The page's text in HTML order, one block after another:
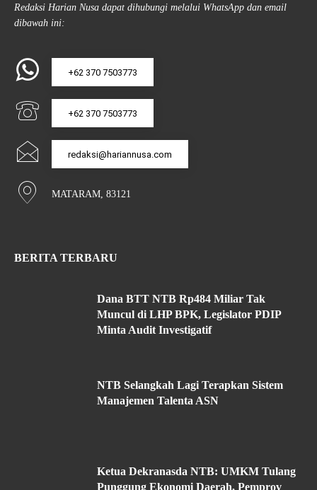
Redaksi Harian Nusa dapat dihubungi melalui WhatsApp dan email
dibawah ini:
+62 370 7503773
+62 370 7503773
redaksi@hariannusa.com
MATARAM, 83121
BERITA TERBARU
Dana BTT NTB Rp484 Miliar Tak
Muncul di LHP BPK, Legislator PDIP
Minta Audit Investigatif
NTB Selangkah Lagi Terapkan Sistem
Manajemen Talenta ASN
Ketua Dekranasda NTB: UMKM Tulang
Punggung Ekonomi Daerah, Pemprov